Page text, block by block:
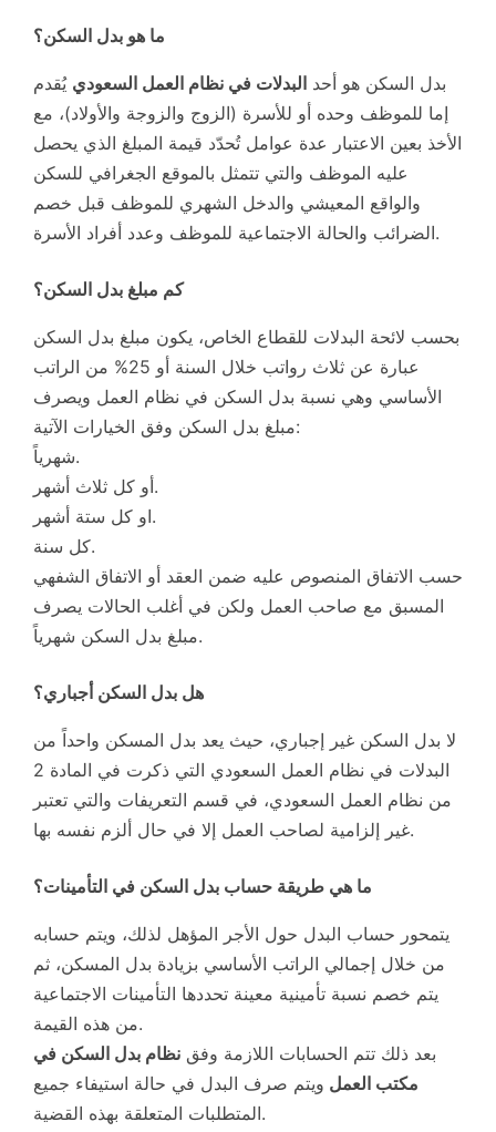
ما هو بدل السكن؟
بدل السكن هو أحد البدلات في نظام العمل السعودي يُقدم
إما للموظف وحده أو للأسرة (الزوج والزوجة والأولاد)، مع
الأخذ بعين الاعتبار عدة عوامل تُحدّد قيمة المبلغ الذي يحصل
عليه الموظف والتي تتمثل بالموقع الجغرافي للسكن
والواقع المعيشي والدخل الشهري للموظف قبل خصم
الضرائب والحالة الاجتماعية للموظف وعدد أفراد الأسرة.
كم مبلغ بدل السكن؟
بحسب لائحة البدلات للقطاع الخاص، يكون مبلغ بدل السكن
عبارة عن ثلاث رواتب خلال السنة أو 25% من الراتب
الأساسي وهي نسبة بدل السكن في نظام العمل ويصرف
مبلغ بدل السكن وفق الخيارات الآتية:
شهرياً.
أو كل ثلاث أشهر.
او كل ستة أشهر.
كل سنة.
حسب الاتفاق المنصوص عليه ضمن العقد أو الاتفاق الشفهي
المسبق مع صاحب العمل ولكن في أغلب الحالات يصرف
مبلغ بدل السكن شهرياً.
هل بدل السكن أجباري؟
لا بدل السكن غير إجباري، حيث يعد بدل المسكن واحداً من
البدلات في نظام العمل السعودي التي ذكرت في المادة 2
من نظام العمل السعودي، في قسم التعريفات والتي تعتبر
غير إلزامية لصاحب العمل إلا في حال ألزم نفسه بها.
ما هي طريقة حساب بدل السكن في التأمينات؟
يتمحور حساب البدل حول الأجر المؤهل لذلك، ويتم حسابه
من خلال إجمالي الراتب الأساسي بزيادة بدل المسكن، ثم
يتم خصم نسبة تأمينية معينة تحددها التأمينات الاجتماعية
من هذه القيمة.
بعد ذلك تتم الحسابات اللازمة وفق نظام بدل السكن في
مكتب العمل ويتم صرف البدل في حالة استيفاء جميع
المتطلبات المتعلقة بهذه القضية.